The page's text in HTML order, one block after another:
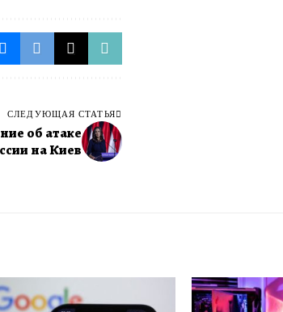
СЛЕДУЮЩАЯ СТАТЬЯ
об атаке
на Киев